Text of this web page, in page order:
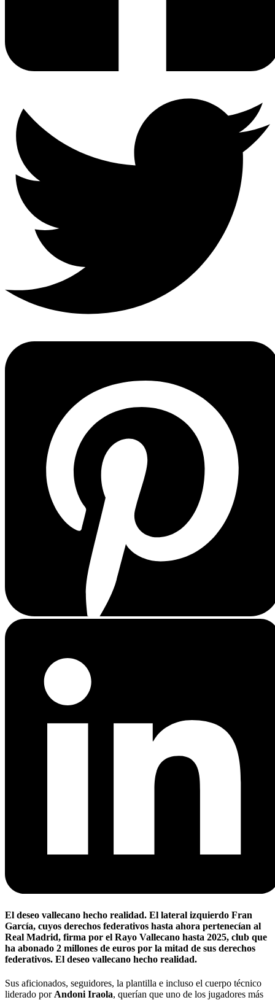
El deseo vallecano hecho realidad. El lateral izquierdo Fran
García, cuyos derechos federativos hasta ahora pertenecían al
Real Madrid, firma por el Rayo Vallecano hasta 2025, club que
ha abonado 2 millones de euros por la mitad de sus derechos
federativos. El deseo vallecano hecho realidad.
Sus aficionados, seguidores, la plantilla e incluso el cuerpo técnico
liderado por Andoni Iraola, querían que uno de los jugadores más